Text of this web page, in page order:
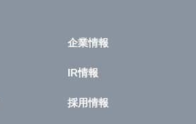
企業情報
IR情報
採用情報